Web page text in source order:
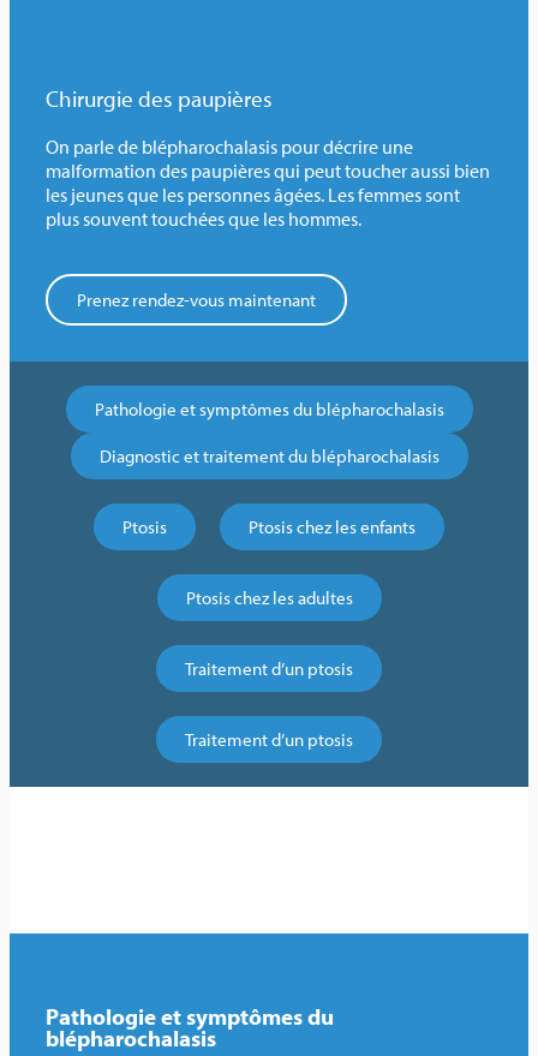
Chirurgie des paupières
On parle de blépharochalasis pour décrire une
malformation des paupières qui peut toucher aussi bien
les jeunes que les personnes âgées. Les femmes sont
plus souvent touchées que les hommes.
Prenez rendez-vous maintenant
Pathologie et symptômes du blépharochalasis
Diagnostic et traitement du blépharochalasis
Ptosis Ptosis chez les enfants
Ptosis chez les adultes
Traitement d’un ptosis
Traitement d’un ptosis
Pathologie et symptômes du
blépharochalasis